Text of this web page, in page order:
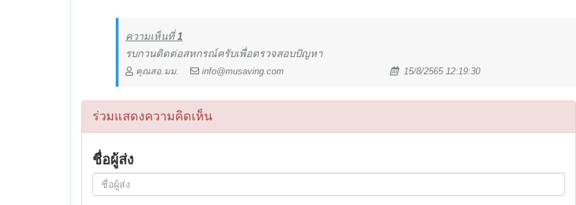
ความเห็นที่1
รบกวนติดต่อสหกรณ์ครับเพื่อตรวจสอบปัญหา
คุณสอ.มม. info@musaving.com 15/8/2565 12:19:30
ร่วมแสดงความคิดเห็น
ชื่อผู้ส่ง